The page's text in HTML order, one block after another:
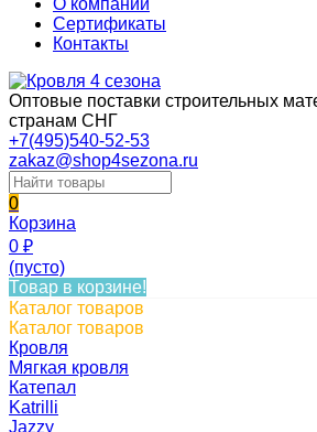
О компании
Сертификаты
Контакты
Оптовые поставки строительных
странам СНГ
+7(495)540-52-53
zakaz@shop4sezona.ru
0
Корзина
0 ₽
(пусто)
Товар в корзине!
Каталог товаров
Каталог товаров
Кровля
Мягкая кровля
Катепал
Katrilli
Jazzy